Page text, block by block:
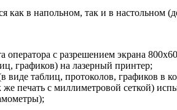
как в напольном, так и в настольном
с разрешением экрана
графиков) на лазерный принтер;
виде таблиц, протоколов, графиков
же печать с миллиметровой сеткой)